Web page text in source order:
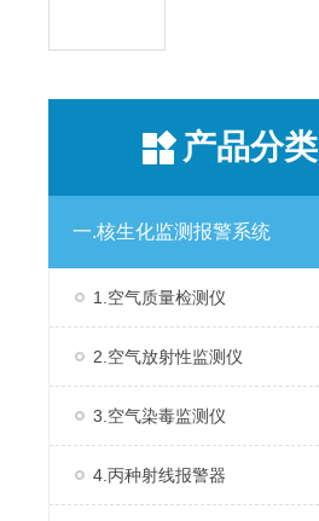
产品分类
一.核生化监测报警系统
1.空气质量检测仪
2.空气放射性监测仪
3.空气染毒监测仪
4.丙种射线报警器